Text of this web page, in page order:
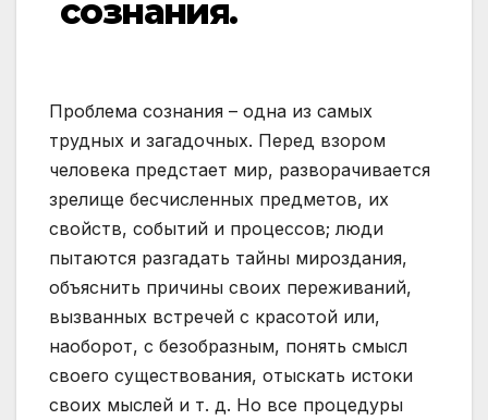
сознания.
Проблема сознания – одна из самых
трудных и загадочных. Перед взором
человека предстает мир, разворачивается
зрелище бесчисленных предметов, их
свойств, событий и процессов; люди
пытаются разгадать тайны мироздания,
объяснить причины своих переживаний,
вызванных встречей с красотой или,
наоборот, с безобразным, понять смысл
своего существования, отыскать истоки
своих мыслей и т. д. Но все процедуры